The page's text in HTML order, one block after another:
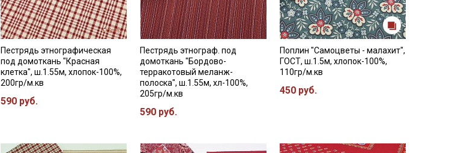
Пестрядь этнографическая
под домоткань "Красная
клетка", ш.1.55м, хлопок-100%,
200гр/м.кв
590 руб.
Пестрядь этнограф. под
домоткань "Бордово-
терракотовый меланж-
полоска", ш.1.55м, хл-100%,
205гр/м.кв
590 руб.
Поплин "Самоцветы - малахит",
ГОСТ, ш.1.5м, хлопок-100%,
110гр/м.кв
450 руб.